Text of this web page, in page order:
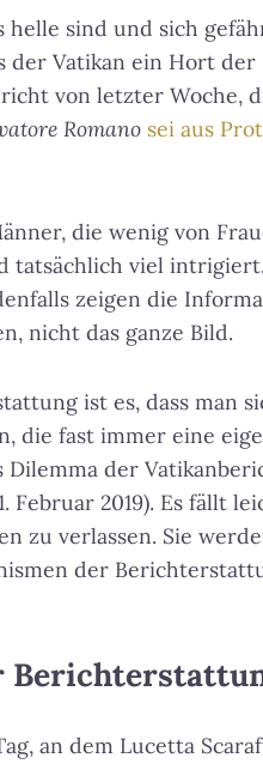
helle sind und sich
der Vatikan ein Hort
von letzter Woche,
Romano sei aus
die wenig von
tatsächlich viel
zeigen die
nicht das ganze Bild.
ist es, dass man
fast immer eine
der
Februar 2019). Es fällt
zu verlassen. Sie
der
an dem Lucetta